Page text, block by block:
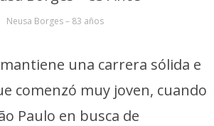
Neusa Borges – 83 años
una carrera sólida e
comenzó muy joven, cuando
Paulo en busca de